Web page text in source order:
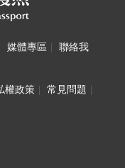
媒體專區
聯絡我
權政策 常見問題